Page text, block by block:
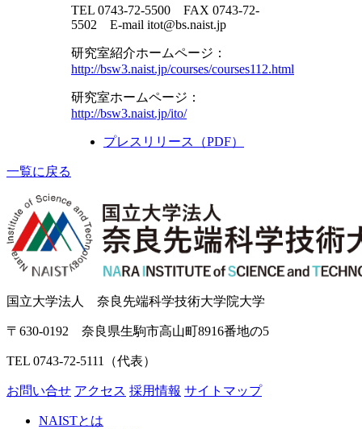
TEL 0743-72-5500 FAX 0743-72-
5502 E-mail itot@bs.naist.jp
研究室紹介ホームページ：
http://bsw3.naist.jp/courses/courses112.html
研究室ホームページ：
http://bsw3.naist.jp/ito/
プレスリリース（PDF）
一覧に戻る
国立大学法人 奈良先端科学技術大学院大学
〒630-0192 奈良県生駒市高山町8916番地の5
TEL 0743-72-5111（代表）
お問い合せ アクセス 採用情報 サイトマップ
NAISTとは